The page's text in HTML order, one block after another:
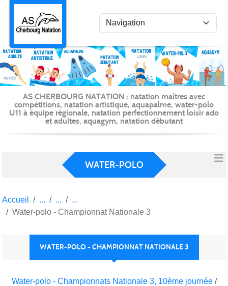
AS CHERBOURG NATATION : natation maîtres avec
compétitions, natation artistique, aquapalme, water-polo
U11 à équipe régionale, natation perfectionnement loisir ado
et adultes, aquagym, natation débutant
WATER-POLO
Accueil
Water-polo - Championnat Nationale 3
WATER-POLO - CHAMPIONNAT NATIONALE 3
Water-polo - Championnats Nationale 3, 10ème journée /
Panneau de gestion des cookies